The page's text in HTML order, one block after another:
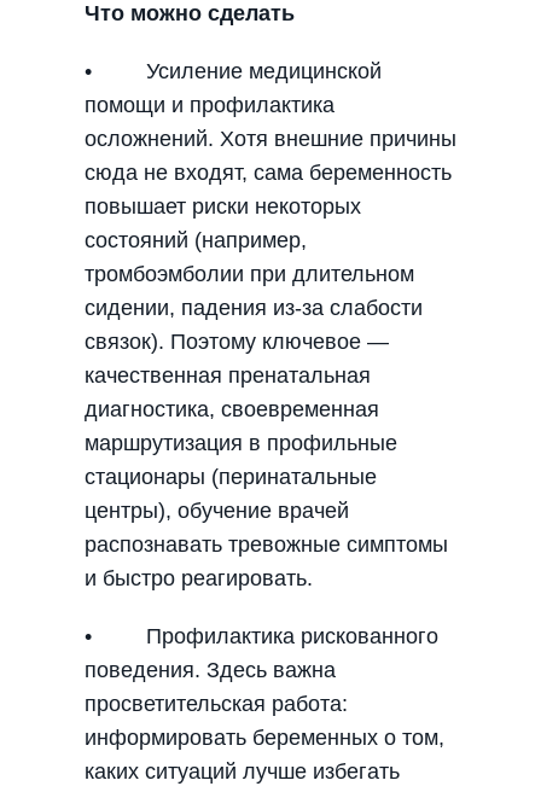
Что можно сделать
• Усиление медицинской
помощи и профилактика
осложнений. Хотя внешние причины
сюда не входят, сама беременность
повышает риски некоторых
состояний (например,
тромбоэмболии при длительном
сидении, падения из-за слабости
связок). Поэтому ключевое —
качественная пренатальная
диагностика, своевременная
маршрутизация в профильные
стационары (перинатальные
центры), обучение врачей
распознавать тревожные симптомы
и быстро реагировать.
• Профилактика рискованного
поведения. Здесь важна
просветительская работа:
информировать беременных о том,
каких ситуаций лучше избегать